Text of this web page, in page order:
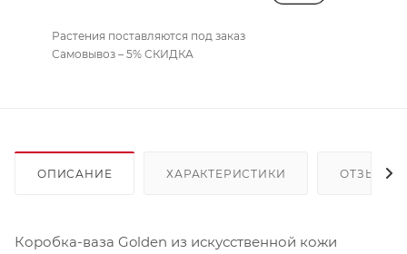
Растения поставляются под заказ
Самовывоз – 5% СКИДКА
ОПИСАНИЕ ХАРАКТЕРИСТИКИ ОТЗЫВЫ
Коробка-ваза Golden из искусственной кожи